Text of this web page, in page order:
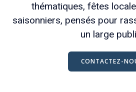
thématiques, fêtes
saisonniers, pensés pour
un large
CONTACTEZ-